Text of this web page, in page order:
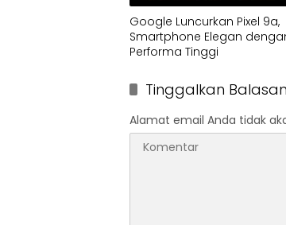
Google Luncurkan Pixel 9a,
Smartphone Elegan
Performa Tinggi
Tinggalkan Balasan
Alamat email Anda tidak